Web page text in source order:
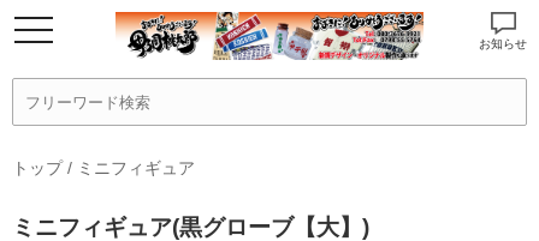
お知らせ
トップ/ ミニフィギュア
ミニフィギュア(黒グローブ【大】)